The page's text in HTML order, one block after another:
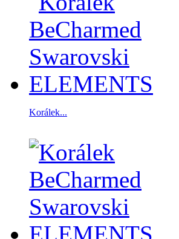
Korálek...